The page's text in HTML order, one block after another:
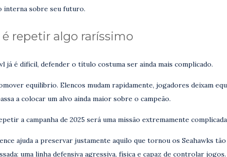
interna sobre seu futuro.
repetir algo raríssimo
já é difícil, defender o título costuma ser ainda mais complicado.
equilíbrio. Elencos mudam rapidamente, jogadores deixam
a colocar um alvo ainda maior sobre o campeão.
a campanha de 2025 será uma missão extremamente
ajuda a preservar justamente aquilo que tornou os Seahawks tão
uma linha defensiva agressiva, física e capaz de controlar jogos.